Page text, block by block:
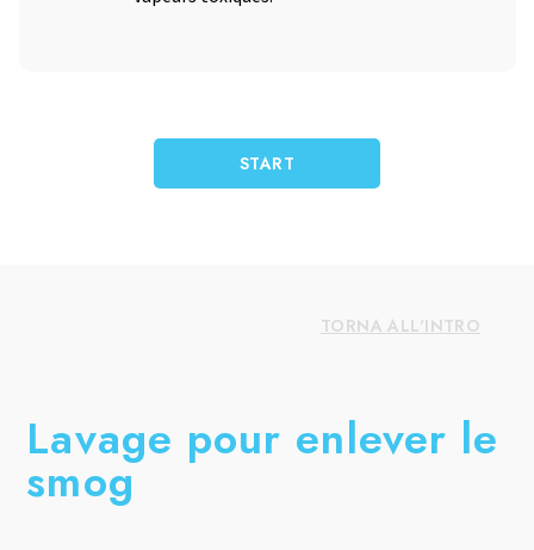
START
TORNA ALL'INTRO
Lavage pour enlever le
smog